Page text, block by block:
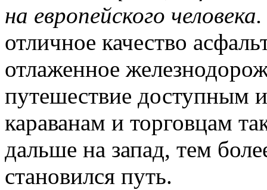
на европейского человека.
отличное качество
отлаженное
путешествие доступным
караванам и торговцам
дальше на запад, тем
становился путь.